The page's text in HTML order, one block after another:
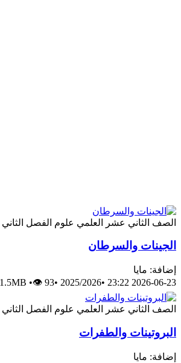
الصف الثاني عشر العلمي علوم الفصل الثاني
الجينات والسرطان
إضافة: مايا
2026-06-23 23:22
•
2025/2026
•
1.5MB •👁 93
الصف الثاني عشر العلمي علوم الفصل الثاني
البروتينات والطفرات
إضافة: مايا